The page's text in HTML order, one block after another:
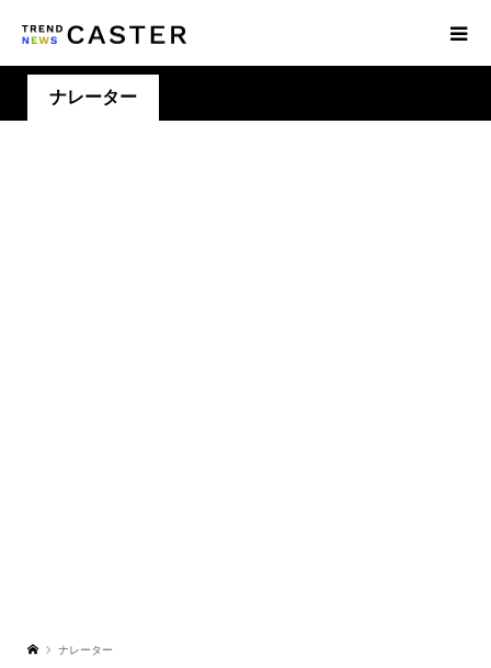
ナレーター
ナレーター